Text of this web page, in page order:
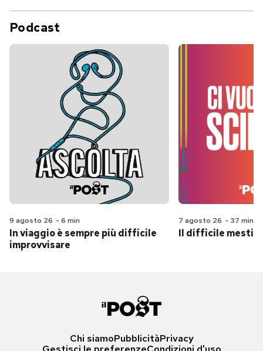
Podcast
9 agosto 26 - 6 min
In viaggio è sempre più difficile
improvvisare
7 agosto 26 - 37 min
Il difficile
Chi siamoPubblicitàPrivacy